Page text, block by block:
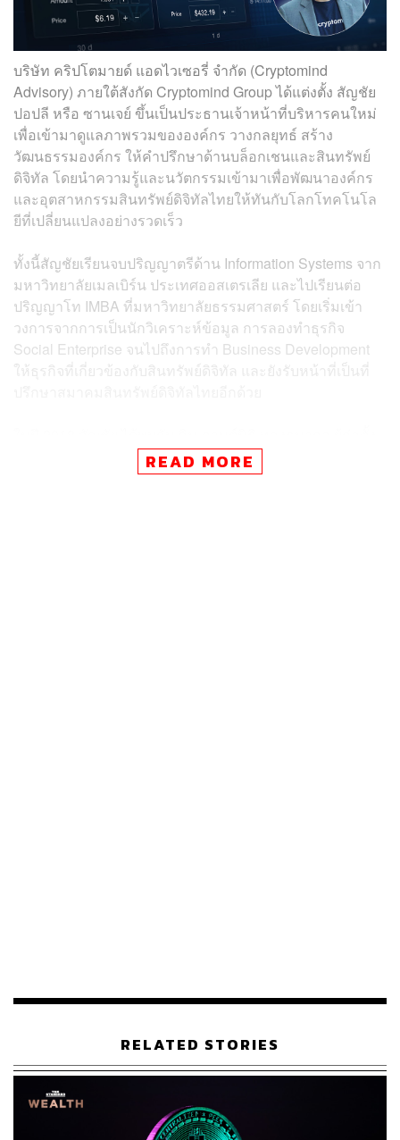
บริษัท คริปโตมายด์ แอดไวเซอรี่ จำกัด (Cryptomind
Advisory) ภายใต้สังกัด Cryptomind Group ได้แต่งตั้ง สัญชัย
ปอปลี หรือ ซานเจย์ ขึ้นเป็นประธานเจ้าหน้าที่บริหารคนใหม่
เพื่อเข้ามาดูแลภาพรวมขององค์กร วางกลยุทธ์ สร้าง
วัฒนธรรมองค์กร ให้คำปรึกษาด้านบล็อกเชนและสินทรัพย์
ดิจิทัล โดยนำความรู้และนวัตกรรมเข้ามาเพื่อพัฒนาองค์กร
และอุตสาหกรรมสินทรัพย์ดิจิทัลไทยให้ทันกับโลกโทคโนโล
ยีที่เปลี่ยนแปลงอย่างรวดเร็ว
ทั้งนี้สัญชัยเรียนจบปริญญาตรีด้าน Information Systems จาก
มหาวิทยาลัยเมลเบิร์น ประเทศออสเตรเลีย และไปเรียนต่อ
ปริญญาโท IMBA ที่มหาวิทยาลัยธรรมศาสตร์ โดยเริ่มเข้า
วงการจากการเป็นนักวิเคราะห์ข้อมูล การลองทำธุรกิจ
Social Enterprise จนไปถึงการทำ Business Development
ให้ธุรกิจที่เกี่ยวข้องกับสินทรัพย์ดิจิทัล และยังรับหน้าที่เป็นที่
Bitcoin Addict และ เอ-อัครเดช เดี่ยวพานิช ผู้ก่อตั้ง Coinman
และจึงได้เริ่มก่อตั้งบริษัท Cryptomind Group ขึ้นมา
สามารถติดตาม THE STANDARD WEALTH
ผ่านแอปพลิเคชันต่างๆ ที่คุณสะดวกหรือใช้งานอยู่แล้วได้เลย
READ MORE
RELATED STORIES